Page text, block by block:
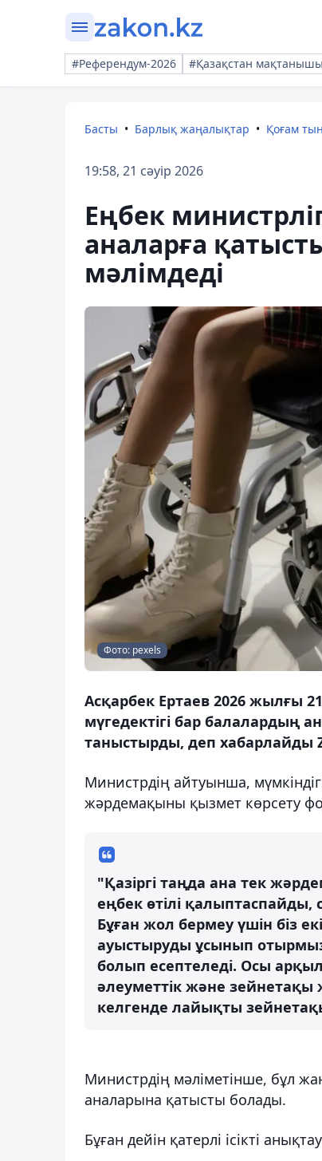
#Референдум-2026 #Қазақстан мақтанышы
Басты Барлық жаңалықтар Қоғам
19:58, 21 сәуір 2026
Еңбек
аналарға
мәлімдеді
Фото: pexels
Асқарбек Ертаев 2026 жылғы
мүгедектігі бар балалардың
таныстырды, деп хабарлайды
Министрдің айтуынша,
жәрдемақыны қызмет көрсету
"Қазіргі таңда ана тек
еңбек өтілі
Бұған жол бермеу үшін біз
ауыстыруды ұсынып
болып есептеледі. Осы
әлеуметтік және зейнетақы
келгенде лайықты
Министрдің мәліметінше, бұл
аналарына қатысты болады.
Бұған дейін қатерлі ісікті